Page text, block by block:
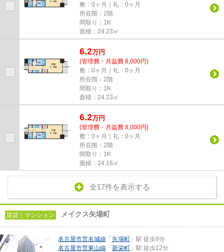
敷：0ヶ月｜礼：0ヶ月
所在階：2階
間取り：1K
面積：24.23㎡
6.2万円
(管理費・共益費 8,000円)
敷：0ヶ月｜礼：0ヶ月
所在階：2階
間取り：1K
面積：24.23㎡
6.2万円
(管理費・共益費 8,000円)
敷：0ヶ月｜礼：0ヶ月
所在階：2階
間取り：1K
面積：24.18㎡
全17件を表示する
賃貸｜マンション メイクス矢場町
名古屋市営名城線 「 矢場町 」駅 徒歩9分
名古屋市営東山線 「 新栄町 」駅 徒歩12分